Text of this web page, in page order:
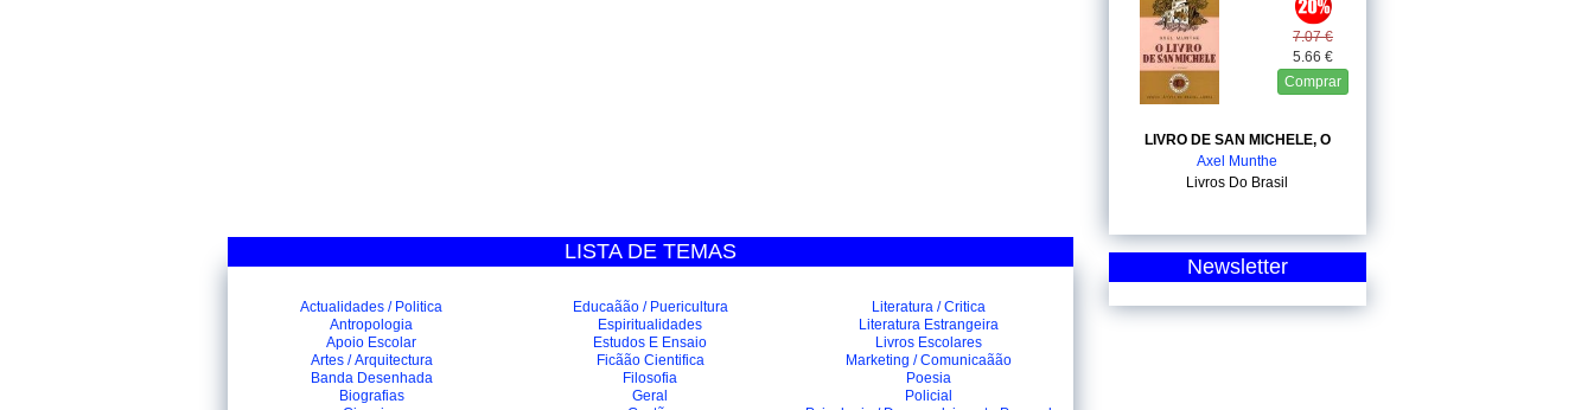
LISTA DE TEMAS
Actualidades / Politica
Antropologia
Apoio Escolar
Artes / Arquitectura
Banda Desenhada
Biografias
Educaãão / Puericultura
Espiritualidades
Estudos E Ensaio
Ficãão Cientifica
Filosofia
Geral
Literatura / Critica
Literatura Estrangeira
Livros Escolares
Marketing / Comunicaãão
Poesia
Policial
7.07 €
5.66 €
Comprar
LIVRO DE SAN MICHELE, O
Axel Munthe
Livros Do Brasil
Newsletter